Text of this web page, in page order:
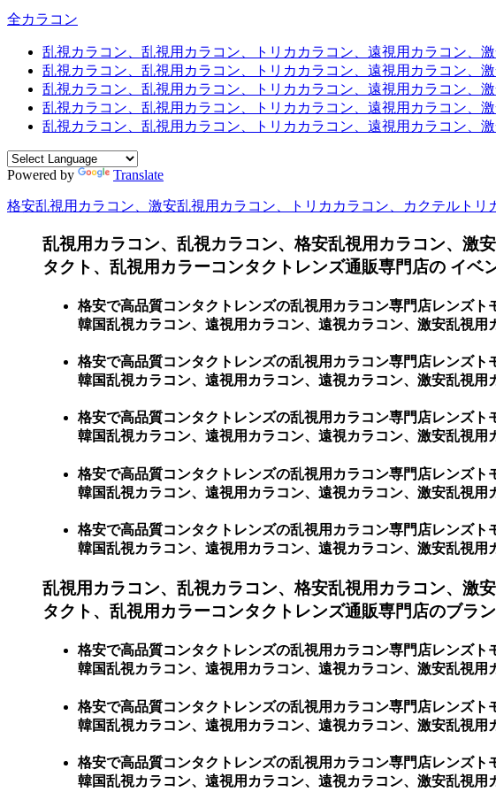
全カラコン
乱視カラコン、乱視用カラコン、トリカカラコン、遠視用カラコン、
乱視カラコン、乱視用カラコン、トリカカラコン、遠視用カラコン、
乱視カラコン、乱視用カラコン、トリカカラコン、遠視用カラコン、
乱視カラコン、乱視用カラコン、トリカカラコン、遠視用カラコン、
乱視カラコン、乱視用カラコン、トリカカラコン、遠視用カラコン、
Powered by Translate
格安乱視用カラコン、激安乱視用カラコン、トリカカラコン、カクテルト
乱視用カラコン、乱視カラコン、格安乱視用カラコン、激
タクト、乱視用カラーコンタクトレンズ通販専門店の イベ
格安で高品質コンタクトレンズの乱視用カラコン専門店レンズ
韓国乱視カラコン、遠視用カラコン、遠視カラコン、激安乱視用
格安で高品質コンタクトレンズの乱視用カラコン専門店レンズ
韓国乱視カラコン、遠視用カラコン、遠視カラコン、激安乱視
格安で高品質コンタクトレンズの乱視用カラコン専門店レンズ
韓国乱視カラコン、遠視用カラコン、遠視カラコン、激安乱視
格安で高品質コンタクトレンズの乱視用カラコン専門店レンズ
韓国乱視カラコン、遠視用カラコン、遠視カラコン、激安乱視
格安で高品質コンタクトレンズの乱視用カラコン専門店レンズ
韓国乱視カラコン、遠視用カラコン、遠視カラコン、激安乱視
乱視用カラコン、乱視カラコン、格安乱視用カラコン、激
タクト、乱視用カラーコンタクトレンズ通販専門店のブラ
格安で高品質コンタクトレンズの乱視用カラコン専門店レンズ
韓国乱視カラコン、遠視用カラコン、遠視カラコン、激安乱視
格安で高品質コンタクトレンズの乱視用カラコン専門店レンズ
韓国乱視カラコン、遠視用カラコン、遠視カラコン、激安乱視
格安で高品質コンタクトレンズの乱視用カラコン専門店レンズ
韓国乱視カラコン、遠視用カラコン、遠視カラコン、激安乱視